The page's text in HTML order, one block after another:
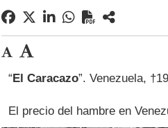
“El Caracazo”. Venezuela,
El precio del hambre en